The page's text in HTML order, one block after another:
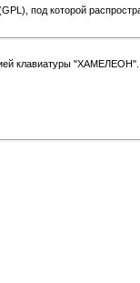
под которой
клавиатуры